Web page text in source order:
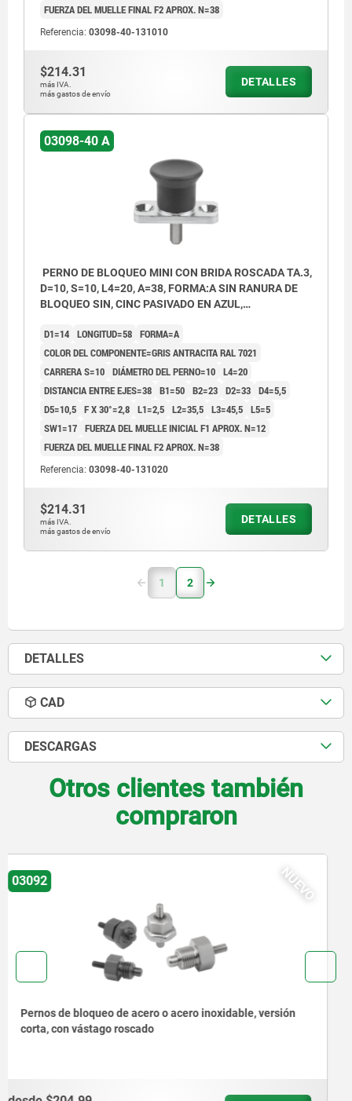
FUERZA DEL MUELLE FINAL F2 APROX. N=38
Referencia: 03098-40-131010
$214.31
más IVA.
más gastos de envío
DETALLES
03098-40 A
PERNO DE BLOQUEO MINI CON BRIDA ROSCADA TA.3,
D=10, S=10, L4=20, A=38, FORMA:A SIN RANURA DE
BLOQUEO SIN, CINC PASIVADO EN AZUL,
D1=14 LONGITUD=58 FORMA=A
COLOR DEL COMPONENTE=GRIS ANTRACITA RAL 7021
CARRERA S=10 DIÁMETRO DEL PERNO=10 L4=20
DISTANCIA ENTRE EJES=38 B1=50 B2=23 D2=33 D4=5,5
D5=10,5 F X 30°=2,8 L1=2,5 L2=35,5 L3=45,5 L5=5
SW1=17 FUERZA DEL MUELLE INICIAL F1 APROX. N=12
FUERZA DEL MUELLE FINAL F2 APROX. N=38
Referencia: 03098-40-131020
$214.31
más IVA.
más gastos de envío
DETALLES
1 2
DETALLES
CAD
DESCARGAS
Otros clientes también
compraron
NUEVO
03092
Pernos de bloqueo de acero o acero inoxidable con
anilla de tracción de acero inoxidable